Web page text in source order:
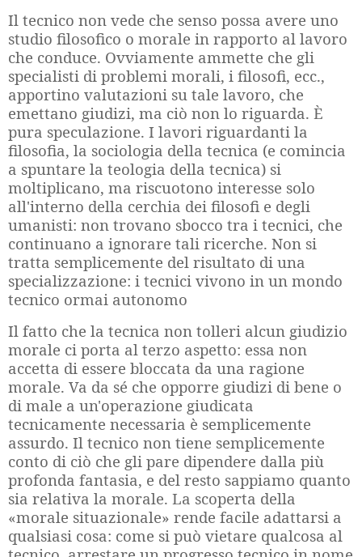
Il tecnico non vede che senso possa avere uno
studio filosofico o morale in rapporto al lavoro
che conduce. Ovviamente ammette che gli
specialisti di problemi morali, i filosofi, ecc.,
apportino valutazioni su tale lavoro, che
emettano giudizi, ma ciò non lo riguarda. È
pura speculazione. I lavori riguardanti la
filosofia, la sociologia della tecnica (e comincia
a spuntare la teologia della tecnica) si
moltiplicano, ma riscuotono interesse solo
all'interno della cerchia dei filosofi e degli
umanisti: non trovano sbocco tra i tecnici, che
continuano a ignorare tali ricerche. Non si
tratta semplicemente del risultato di una
specializzazione: i tecnici vivono in un mondo
tecnico ormai autonomo
Il fatto che la tecnica non tolleri alcun giudizio
morale ci porta al terzo aspetto: essa non
accetta di essere bloccata da una ragione
morale. Va da sé che opporre giudizi di bene o
di male a un'operazione giudicata
tecnicamente necessaria è semplicemente
assurdo. Il tecnico non tiene semplicemente
conto di ciò che gli pare dipendere dalla più
profonda fantasia, e del resto sappiamo quanto
sia relativa la morale. La scoperta della
«morale situazionale» rende facile adattarsi a
qualsiasi cosa: come si può vietare qualcosa al